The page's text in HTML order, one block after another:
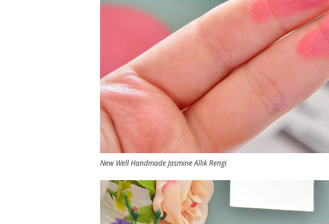
New Well Handmade Jasmine Allık Rengi